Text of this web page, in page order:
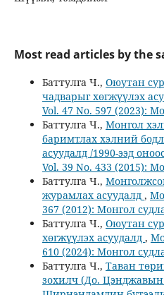
Most read articles by the
Баттулга Ч., Оюутан
чадварыг хөгжүүлэх
Vol. 47 No. 597 (2023):
Баттулга Ч., Монгол
баримтлах хэлний
асуудалд /1990-ээд
Vol. 39 No. 433 (2015):
Баттулга Ч.,
журамлах асуудалд ,
367 (2012): Монгол
Баттулга Ч., Оюутан
хөгжүүлэх асуудалд ,
610 (2024): Монгол
Баттулга Ч., Таван
зохилч (До.